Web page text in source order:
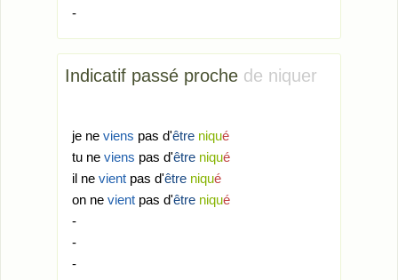
-
Indicatif passé proche de niquer
je ne viens pas d'être niqué
tu ne viens pas d'être niqué
il ne vient pas d'être niqué
on ne vient pas d'être niqué
-
-
-